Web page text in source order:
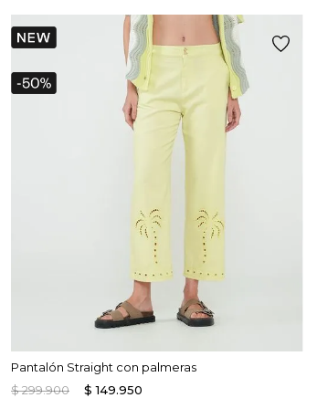
Pantalón Straight con palmeras
$299.900 $ 149.950